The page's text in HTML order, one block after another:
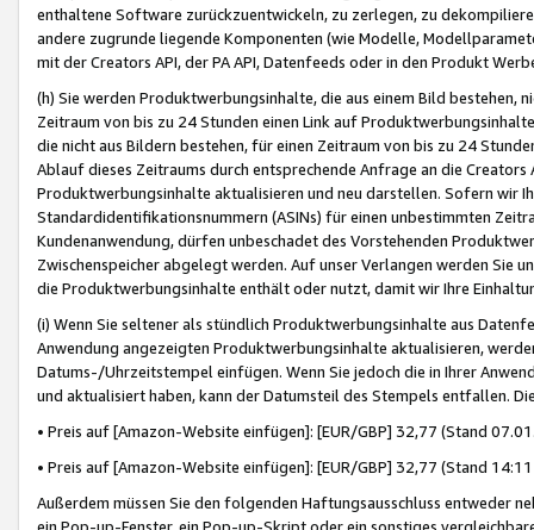
enthaltene Software zurückzuentwickeln, zu zerlegen, zu
andere zugrunde liegende Komponenten (wie Modelle,
mit der Creators API, der PA API, Datenfeeds oder in den Produkt
(h) Sie werden Produktwerbungsinhalte, die aus einem Bild bestehen,
Zeitraum von bis zu 24 Stunden einen Link auf
die nicht aus Bildern bestehen, für einen Zeitraum von bis zu 24
Ablauf dieses Zeitraums durch entsprechende Anfrage an die
Produktwerbungsinhalte aktualisieren und neu darstellen. Sofern wir
Standardidentifikationsnummern (ASINs) für einen unbestimmten
Kundenanwendung, dürfen unbeschadet des Vorstehenden
Zwischenspeicher abgelegt werden. Auf unser Verlangen werden Sie
die Produktwerbungsinhalte enthält oder nutzt, damit wir Ihre
(i) Wenn Sie seltener als stündlich Produktwerbungsinhalte aus
Anwendung angezeigten Produktwerbungsinhalte aktualisieren,
Datums-/Uhrzeitstempel einfügen. Wenn Sie jedoch die in Ihrer
und aktualisiert haben, kann der Datumsteil des Stempels entfallen.
• Preis auf [Amazon-Website einfügen]: [EUR/GBP] 32,77 (Stand
• Preis auf [Amazon-Website einfügen]: [EUR/GBP] 32,77 (Stand
Außerdem müssen Sie den folgenden Haftungsausschluss entweder
ein Pop-up-Fenster, ein Pop-up-Skript oder ein sonstiges